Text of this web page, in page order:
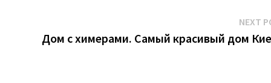
NEXT
Дом с химерами. Самый красивый дом